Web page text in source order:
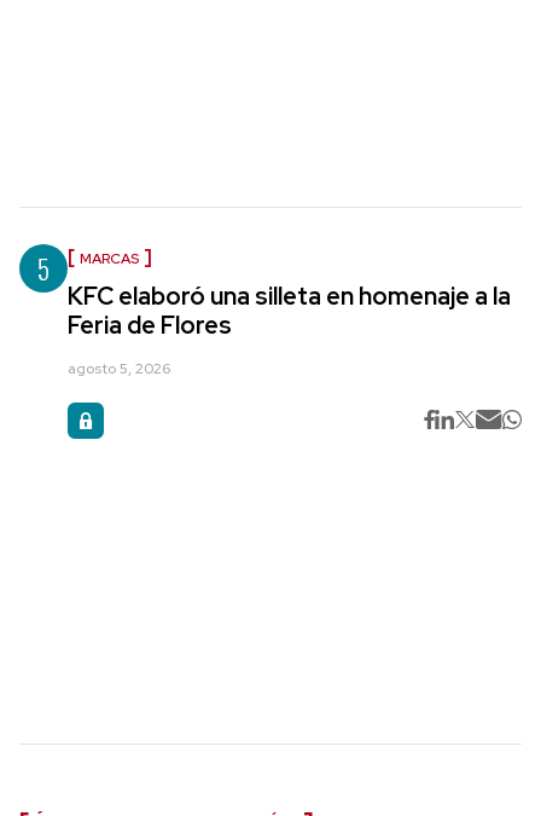
5 MARCAS
KFC elaboró una silleta en homenaje a la
Feria de Flores
agosto 5, 2026